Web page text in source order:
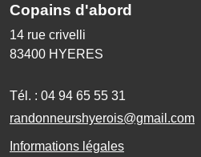
Copains d'abord
14 rue crivelli
83400 HYERES
Tél. : 04 94 65 55 31
randonneurshyerois@gmail.com
Informations légales